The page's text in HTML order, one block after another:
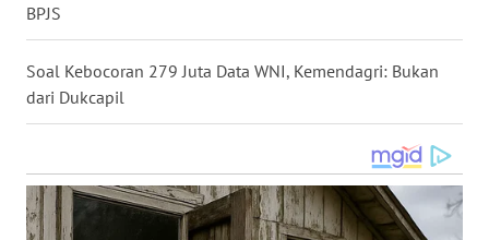
BPJS
Soal Kebocoran 279 Juta Data WNI, Kemendagri: Bukan
dari Dukcapil
WN
LAMPUNG
WN
JATENG